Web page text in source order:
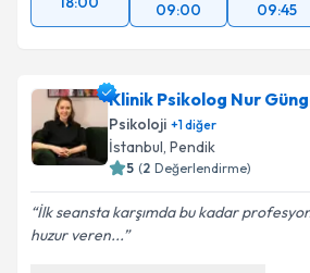
09:00 09:45
Klinik Psikolog Nur
Psikoloji +1diğer
İstanbul, Pendik
5 (2 Değerlendirme)
İlk seansta karşımda bu kadar
huzur veren...